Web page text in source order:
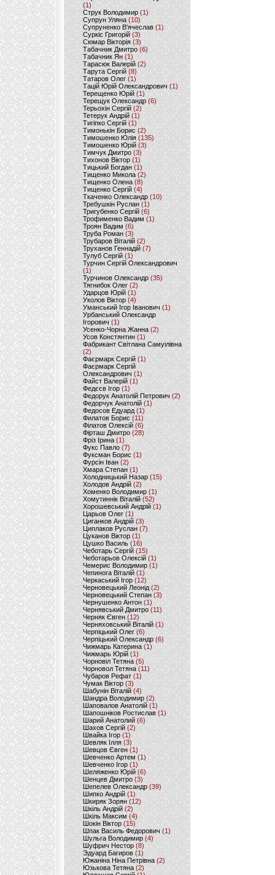
(1)
Струк Володимир (1)
Супрун Уляна (10)
Супруненко В'ячеслав (1)
Суркіс Григорій (3)
Сюмар Вікторія (3)
Табачник Дмитро (6)
Табачник Ян(1)
Тарасюк Валерій (2)
Тарута Сергій (8)
Татаров Олег(1)
Тацій Юрій Олександрович(1)
Терещенко Юрій(1)
Терещук Олександр(6)
Терьохін Сергій (2)
Тетерук Андрій (1)
Тигіпко Сергій(1)
Тимонькін Борис (2)
Тимошенко Юлія (135)
Тимошенко Юрій(3)
Тимчук Дмитро (3)
Тихонов Віктор (1)
Тицький Богдан (1)
Тищенко Микола (2)
Тищенко Олена (8)
Тищенко Сергій (4)
Ткаченко Олександр (10)
Требушкін Руслан (1)
Тригубенко Сергій(6)
Трофименко Вадим (1)
Троян Вадим (6)
Труба Роман(3)
Трубаров Віталій (2)
Труханов Геннадій (7)
Тулуб Сергій(1)
Турчин Сергій Олександрович
(1)
Турчинов Олександр(35)
Тягнибок Олег (2)
Ударцов Юрій (1)
Уколов Віктор(4)
Уманський Ігор Іванович(1)
Урбанський Олександр
Ігорович (1)
Усенко-Чорна Жанна (2)
Усов Констянтин(1)
Фабрикант Світлана Самуілівна
(2)
Фаєрмарк Сергій(1)
Фаєрмарк Сергій
Олександрович (1)
Файст Валерій(1)
Федєєв Ігор (1)
Федорук Анатолій Петрович (2)
Федорчук Анатолій (1)
Федосов Едуард (1)
Филатов Борис (11)
Філатов Олексій (6)
Фірташ Дмитро (28)
Фріз Ірина (1)
Фукс Павло (7)
Фуксман Борис (1)
Фурсін Іван (2)
Хмара Степан(1)
Холодницький Назар(15)
Холодов Андрій (2)
Хоменко Володимир (1)
Хомутиннік Віталій (52)
Хорошевський Андрій (1)
Царьов Олег (1)
Циганков Андрій (3)
Циплаков Руслан(7)
Цуканов Віктор (1)
Цушко Василь (16)
Чеботарь Сергій (15)
Чеботарьов Олексій (1)
Чемерис Володимир (1)
Чепинога Віталій (1)
Черкаський Ігор (12)
Черновецький Леонід(2)
Черновецький Степан (3)
Чернушенко Антон (1)
Чернявський Дмитро(11)
Черняк Євген(12)
Черняховський Віталій (1)
Черпіцький Олег (6)
Черпіцький Олександр (6)
Чижмарь Катерина (1)
Чижмарь Юрій (1)
Чорновіл Тетяна (5)
Чорновол Тетяна (11)
Чубаров Рефат (1)
Чумак Віктор(3)
Шабунін Віталій (4)
Шандра Володимир (2)
Шаповалов Анатолій(1)
Шапошніков Ростислав(1)
Шарий Анатолий(6)
Шахов Сергій(2)
Швайка Ігор (1)
Шевляк Ілля (3)
Шевцов Євген (1)
Шевченко Артем(1)
Шевченко Ігор(1)
Шеляженко Юрій (6)
Шенцев Дмитро (3)
Шепелев Олександр (39)
Шипко Андрій(1)
Шкиряк Зорян(12)
Шкіль Андрій(2)
Шкіль Максим (4)
Шокін Віктор (15)
Шпак Василь Федорович (1)
Шульга Володимир (4)
Шуфрич Нестор(8)
Эдуард Багиров (1)
Южаніна Ніна Петрівна (2)
Юзькова Тетяна(2)